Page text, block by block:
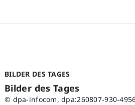
BILDER DES TAGES
Bilder des Tages
© dpa-infocom, dpa:260807-930-